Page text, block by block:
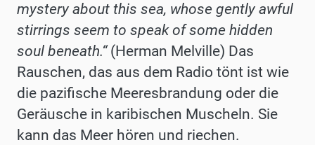
mystery about this sea, whose gently awful
stirrings seem to speak of some hidden
soul beneath.“(Herman Melville) Das
Rauschen, das aus dem Radio tönt ist wie
die pazifische Meeresbrandung oder die
Geräusche in karibischen Muscheln. Sie
kann das Meer hören und riechen.